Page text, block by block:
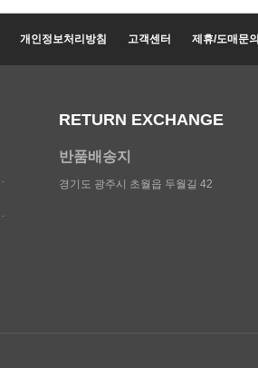
개인정보처리방침 고객센터 제휴/도매문의
RETURN EXCHANGE
반품배송지
경기도 광주시 초월읍 두월길 42